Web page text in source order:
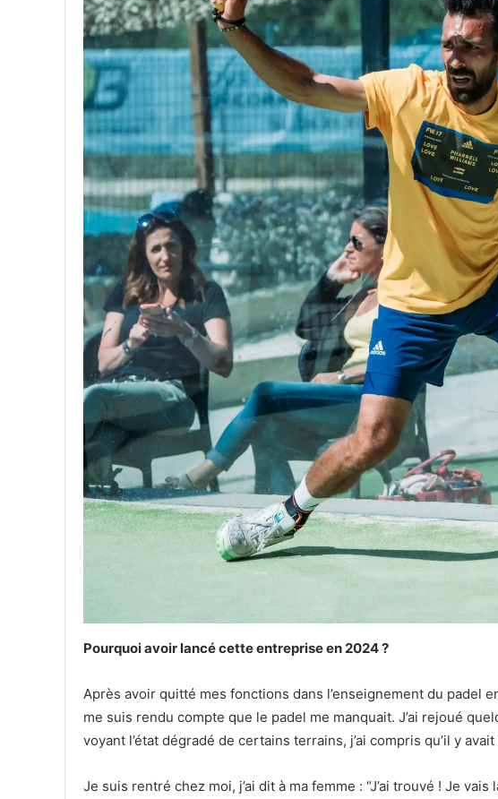
Pourquoi avoir lancé cette entreprise en 2024 ?
Après avoir quitté mes fonctions dans l’enseignement du padel
me suis rendu compte que le padel me manquait. J’ai rejoué
voyant l’état dégradé de certains terrains, j’ai compris qu’il y
Je suis rentré chez moi, j’ai dit à ma femme : “J’ai trouvé ! Je